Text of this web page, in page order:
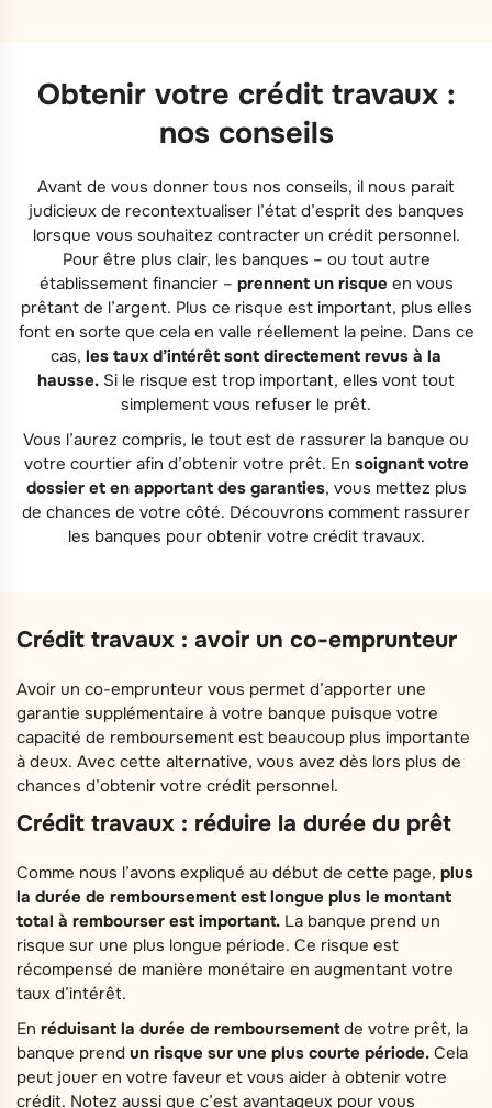
Obtenir votre crédit travaux :
nos conseils
Avant de vous donner tous nos conseils, il nous parait
judicieux de recontextualiser l’état d’esprit des banques
lorsque vous souhaitez contracter un crédit personnel.
Pour être plus clair, les banques – ou tout autre
établissement financier – prennent un risque en vous
prêtant de l’argent. Plus ce risque est important, plus elles
font en sorte que cela en valle réellement la peine. Dans ce
cas, les taux d’intérêt sont directement revus à la
hausse. Si le risque est trop important, elles vont tout
simplement vous refuser le prêt.
Vous l’aurez compris, le tout est de rassurer la banque ou
votre courtier afin d’obtenir votre prêt. En soignant votre
dossier et en apportant des garanties, vous mettez plus
de chances de votre côté. Découvrons comment rassurer
les banques pour obtenir votre crédit travaux.
Crédit travaux : avoir un co-emprunteur
Avoir un co-emprunteur vous permet d’apporter une
garantie supplémentaire à votre banque puisque votre
capacité de remboursement est beaucoup plus importante
à deux. Avec cette alternative, vous avez dès lors plus de
chances d’obtenir votre crédit personnel.
Crédit travaux : réduire la durée du prêt
Comme nous l’avons expliqué au début de cette page, plus
la durée de remboursement est longue plus le montant
total à rembourser est important. La banque prend un
risque sur une plus longue période. Ce risque est
récompensé de manière monétaire en augmentant votre
taux d’intérêt.
En réduisant la durée de remboursementde votre prêt, la
banque prend un risque sur une plus courte période. Cela
peut jouer en votre faveur et vous aider à obtenir votre
crédit. Notez aussi que c’est avantageux pour vous